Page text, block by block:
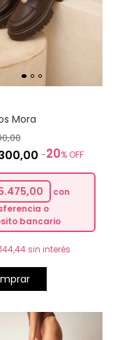
Mora
-20% OFF
con
o
bancario
sin interés